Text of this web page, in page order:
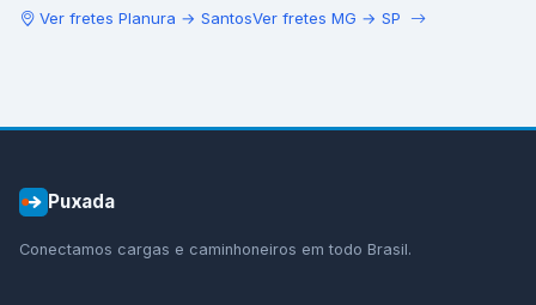
Ver fretes Planura → SantosVer fretes MG → SP
Puxada
Conectamos cargas e caminhoneiros em todo Brasil.